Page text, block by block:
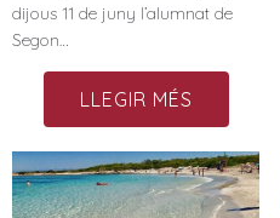
dijous 11 de juny l’alumnat de
Segon…
LLEGIR MÉS